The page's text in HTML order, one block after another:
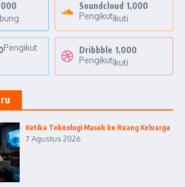
Soundcloud 1,000
PengikutIkuti
Pengikut
Dribbble 1,000
PengikutIkuti
Ketika Teknologi Masuk ke Ruang Keluarga
7 Agustus 2026